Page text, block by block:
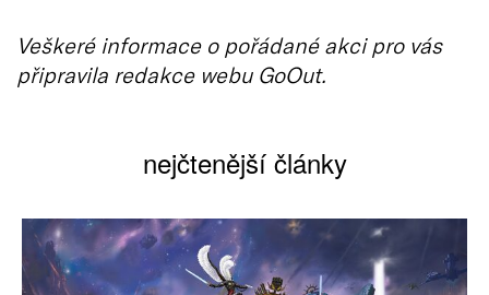
Veškeré informace o pořádané akci pro vás
připravila redakce webu GoOut.
nejčtenější články